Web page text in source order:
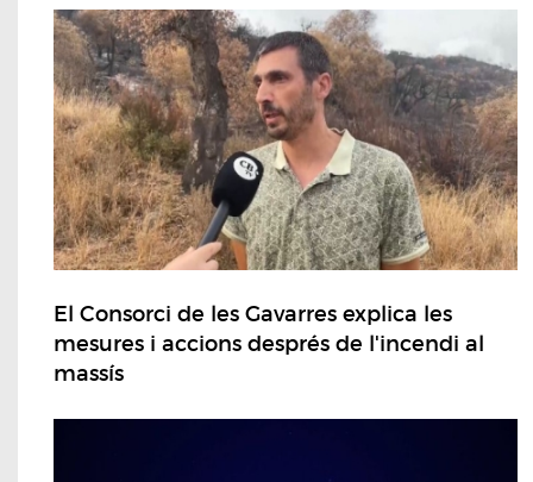
El Consorci de les Gavarres explica les
mesures i accions després de l'incendi al
massís